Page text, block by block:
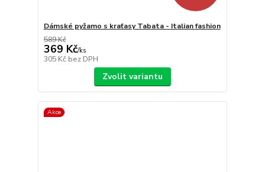
Dámské pyžamo s kraťasy Tabata - Italian fashion
589 Kč
369 Kč/ks
305 Kč bez DPH
Zvolit variantu
Akce